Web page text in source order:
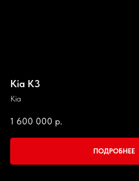
Kia K3
Kia
1 600 000 р.
ПОДРОБНЕЕ